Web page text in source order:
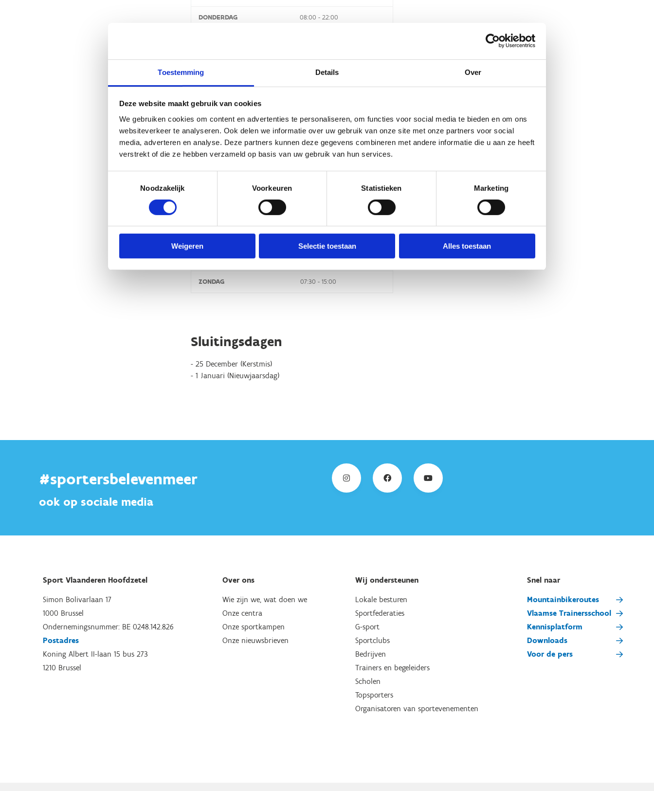
Toestemming Details Over
Deze website maakt gebruik van cookies
We gebruiken cookies om content en advertenties te personaliseren, om functies voor social media te bieden en om ons
websiteverkeer te analyseren. Ook delen we informatie over uw gebruik van onze site met onze partners voor social
media, adverteren en analyse. Deze partners kunnen deze gegevens combineren met andere informatie die u aan ze heeft
verstrekt of die ze hebben verzameld op basis van uw gebruik van hun services.
Noodzakelijk
Voorkeuren Statistieken Marketing
Weigeren Selectie toestaan Alles toestaan
DONDERDAG 08:00 - 22:00
ZATERDAG 08:00 - 22:00
ZONDAG
KANTOORUREN
06:30 - 22:00
DINSDAG 06:30 - 22:00
ZATERDAG 07:30 - 22:00
ZONDAG 07:30 - 15:00
Sluitingsdagen
- 25 December (Kerstmis)
- 1 Januari (Nieuwjaarsdag)
#sportersbelevenmeer
ook op sociale media
Sport Vlaanderen Hoofdzetel
Simon Bolivarlaan 17
1000 Brussel
Ondernemingsnummer: BE 0248.142.826
Postadres
Koning Albert II-laan 15 bus 273
1210 Brussel
Over ons
Wie zijn we, wat doen we
Onze centra
Onze sportkampen
Onze nieuwsbrieven
Wij ondersteunen
Lokale besturen
Sportfederaties
G-sport
Sportclubs
Bedrijven
Trainers en begeleiders
Scholen
Topsporters
Organisatoren van sportevenementen
Snel naar
Mountainbikeroutes
Vlaamse Trainersschool
Kennisplatform
Downloads
Voor de pers